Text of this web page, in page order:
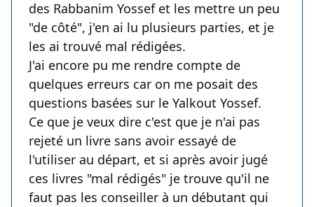
des Rabbanim Yossef et les mettre un peu
"de côté", j'en ai lu plusieurs parties, et je
les ai trouvé mal rédigées.
J'ai encore pu me rendre compte de
quelques erreurs car on me posait des
questions basées sur le Yalkout Yossef.
Ce que je veux dire c'est que je n'ai pas
rejeté un livre sans avoir essayé de
l'utiliser au départ, et si après avoir jugé
ces livres "mal rédigés" je trouve qu'il ne
faut pas les conseiller à un débutant qui